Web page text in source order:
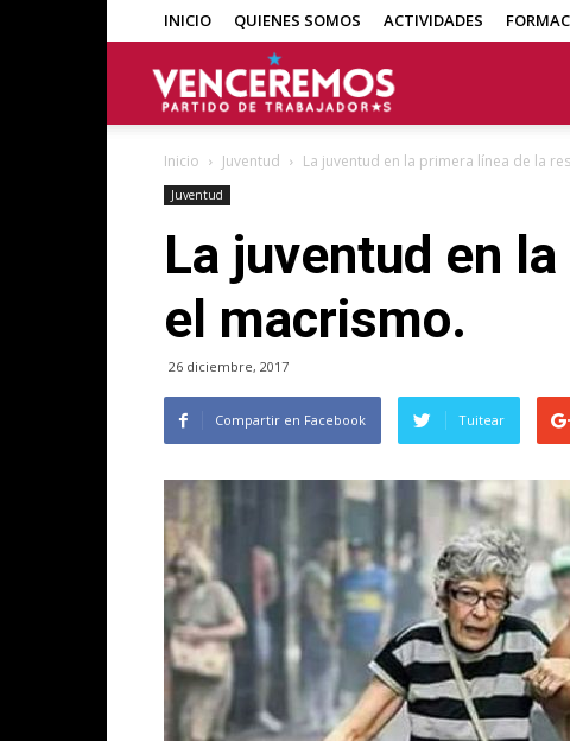
INICIO QUIENES SOMOS ACTIVIDADES
Inicio Juventud La juventud en la primera línea de la
Juventud
La juventud en
el macrismo.
26 diciembre, 2017
Compartir en Facebook Tuitear